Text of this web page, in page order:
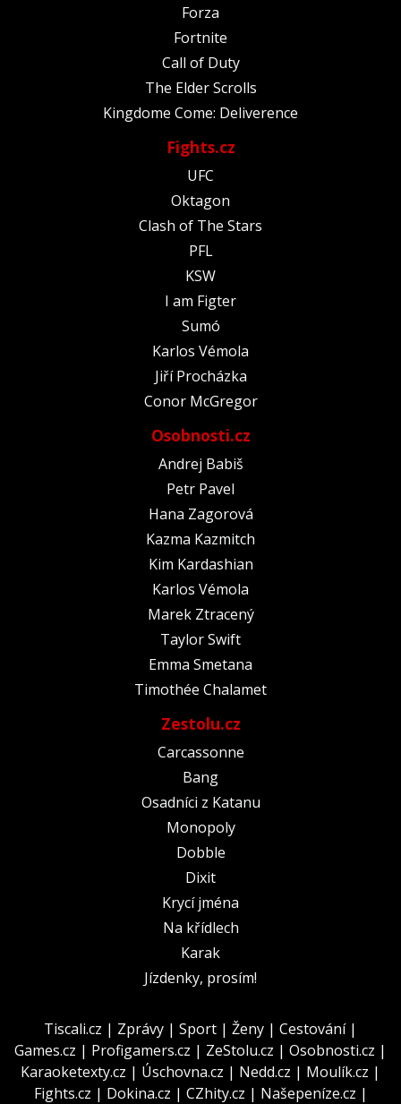
Forza
Fortnite
Call of Duty
The Elder Scrolls
Kingdome Come: Deliverence
Fights.cz
UFC
Oktagon
Clash of The Stars
PFL
KSW
I am Figter
Sumó
Karlos Vémola
Jiří Procházka
Conor McGregor
Osobnosti.cz
Andrej Babiš
Petr Pavel
Hana Zagorová
Kazma Kazmitch
Kim Kardashian
Karlos Vémola
Marek Ztracený
Taylor Swift
Emma Smetana
Timothée Chalamet
Zestolu.cz
Carcassonne
Bang
Osadníci z Katanu
Monopoly
Dobble
Dixit
Krycí jména
Na křídlech
Karak
Jízdenky, prosím!
Tiscali.cz | Zprávy | Sport | Ženy | Cestování|
Games.cz | Profigamers.cz | ZeStolu.cz | Osobnosti.cz |
Karaoketexty.cz | Úschovna.cz | Nedd.cz | Moulík.cz |
Fights.cz | Dokina.cz | CZhity.cz | Našepeníze.cz |